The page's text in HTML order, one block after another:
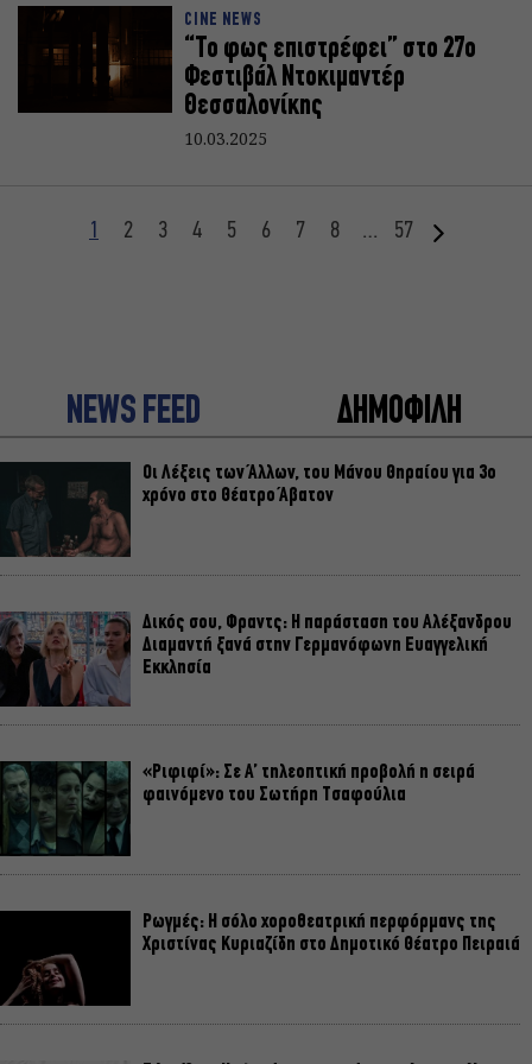
CINE NEWS
“Το φως επιστρέφει” στο 27ο
Φεστιβάλ Ντοκιμαντέρ
Θεσσαλονίκης
10.03.2025
1 2 3 4 5 6 7 8 … 57
NEWS FEED ΔΗΜΟΦΙΛΗ
Οι Λέξεις των Άλλων, του Μάνου Θηραίου για 3ο
χρόνο στο Θέατρο Άβατον
Δικός σου, Φραντς: Η παράσταση του Αλέξανδρου
Διαμαντή ξανά στην Γερμανόφωνη Ευαγγελική
Εκκλησία
«Ριφιφί»: Σε Α’ τηλεοπτική προβολή η σειρά
φαινόμενο του Σωτήρη Τσαφούλια
Ρωγμές: Η σόλο χοροθεατρική περφόρμανς της
Χριστίνας Κυριαζίδη στο Δημοτικό Θέατρο Πειραιά